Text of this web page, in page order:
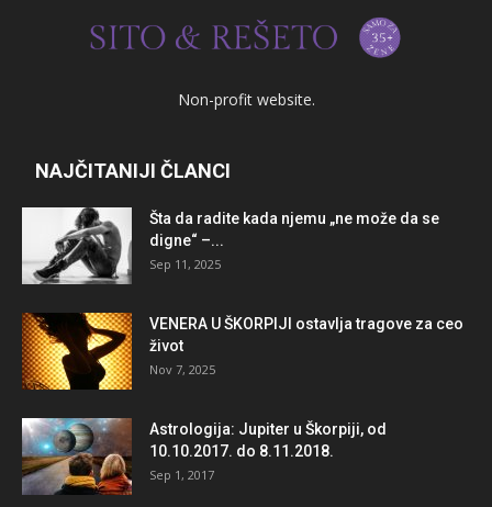
Non-profit website.
NAJČITANIJI ČLANCI
Šta da radite kada njemu „ne može da se
digne“ –...
Sep 11, 2025
VENERA U ŠKORPIJI ostavlja tragove za ceo
život
Nov 7, 2025
Astrologija: Jupiter u Škorpiji, od
10.10.2017. do 8.11.2018.
Sep 1, 2017